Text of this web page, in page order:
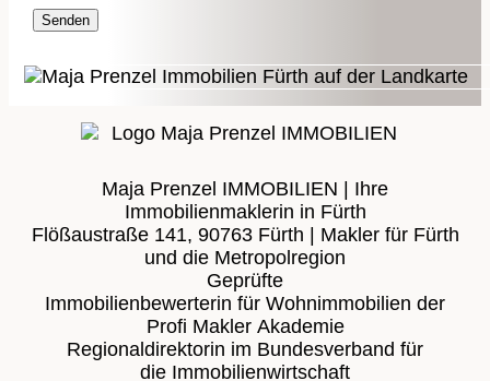
Senden
Maja Prenzel IMMOBILIEN | Ihre
Immobilienmaklerin in Fürth
Flößaustraße 141, 90763 Fürth | Makler für Fürth
und die Metropolregion
Geprüfte
Immobilienbewerterin für Wohnimmobilien der
Profi Makler Akademie
Regionaldirektorin im Bundesverband für
die Immobilienwirtschaft